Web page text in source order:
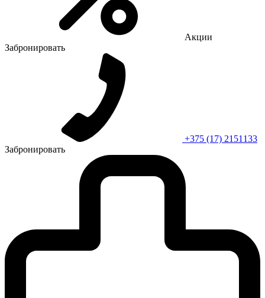
Акции
Забронировать
+375 (17) 2151133
Забронировать